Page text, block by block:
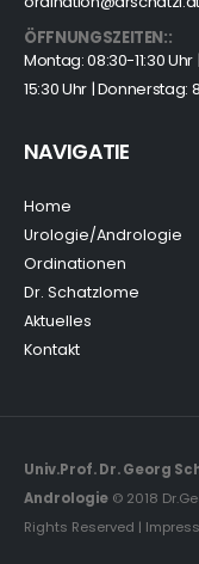
ÖFFNUNGSZEITEN::
Montag: 08:30-11:30
15:30 Uhr | Donnerstag:
NAVIGATIE
Home
Urologie/Andrologie
Ordinationen
Dr. Schatzlome
Aktuelles
Kontakt
Univ.Prof. Dr. Georg
Andrologie © 2018
Rights Reserved |